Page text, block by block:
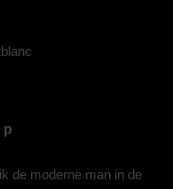
de moderne man in de